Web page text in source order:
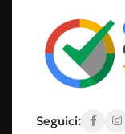
Acquistare da noi
consigliarti in base ai
Perché
Seguici: